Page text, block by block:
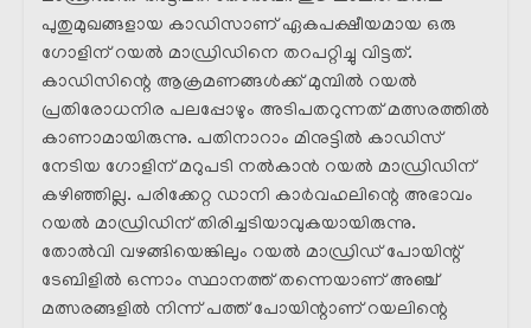
പുതുമുഖങ്ങളായ കാഡിസാണ് ഏകപക്ഷീയമായ ഒരു
ഗോളിന് റയൽ മാഡ്രിഡിനെ തറപറ്റിച്ചു വിട്ടത്.
കാഡിസിന്റെ ആക്രമണങ്ങൾക്ക് മുമ്പിൽ റയൽ
പ്രതിരോധനിര പലപ്പോഴും അടിപതറുന്നത് മത്സരത്തിൽ
കാണാമായിരുന്നു. പതിനാറാം മിനുട്ടിൽ കാഡിസ്
നേടിയ ഗോളിന് മറുപടി നൽകാൻ റയൽ മാഡ്രിഡിന്
കഴിഞ്ഞില്ല. പരിക്കേറ്റ ഡാനി കാർവഹലിന്റെ അഭാവം
റയൽ മാഡ്രിഡിന് തിരിച്ചടിയാവുകയായിരുന്നു.
തോൽവി വഴങ്ങിയെങ്കിലും റയൽ മാഡ്രിഡ്‌ പോയിന്റ്
ടേബിളിൽ ഒന്നാം സ്ഥാനത്ത് തന്നെയാണ് അഞ്ച്
മത്സരങ്ങളിൽ നിന്ന് പത്ത് പോയിന്റാണ് റയലിന്റെ